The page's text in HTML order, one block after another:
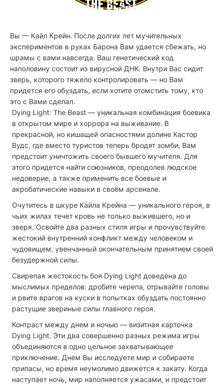
Вы — Кайл Крейн. После долгих лет мучительных
экспериментов в руках Барона Вам удается сбежать, но
шрамы с вами навсегда. Ваш генетический код
наполовину состоит из вирусной ДНК. Внутри Вас сидит
зверь, которого тяжело контролировать — но Вам
придется его обуздать, если хотите отомстить тому, кто
это с Вами сделал.
Dying Light: The Beast — уникальная комбинация боевика
в открытом мире и хоррора на выживание. В
прекрасной, но кишащей опасностями долине Кастор
Вудс, где вместо туристов теперь бродят зомби, Вам
предстоит уничтожить своего бывшего мучителя. Для
этого придется найти союзников, преодолев людское
недоверие, а также применить все боевые и
акробатические навыки в своём арсенале.
Очутитесь в шкуре Кайла Крейна — уникального героя, в
чьих жилах течет кровь не только выжившего, но и
зверя. Освойте два разных стиля игры и прочувствуйте
жестокий внутренний конфликт между человеком и
чудовищем, увенчанный окончательным принятием своей
безудержной силы.
Свирепая жестокость боя Dying Light доведена до
мыслимых пределов: дробите черепа, отрывайте головы
и рвите врагов на куски в попытках обуздать постоянно
растущие звериные силы главного героя.
Контраст между днем и ночью — визитная карточка
Dying Light. Эти два совершенно разных режима игры
объединяются в одно цельное захватывающее
приключение. Днем Вы исследуете мир и собираете
припасы, но время неумолимо движется к закату. Когда
наступает ночь, мир наполняется ужасами, и предстоит